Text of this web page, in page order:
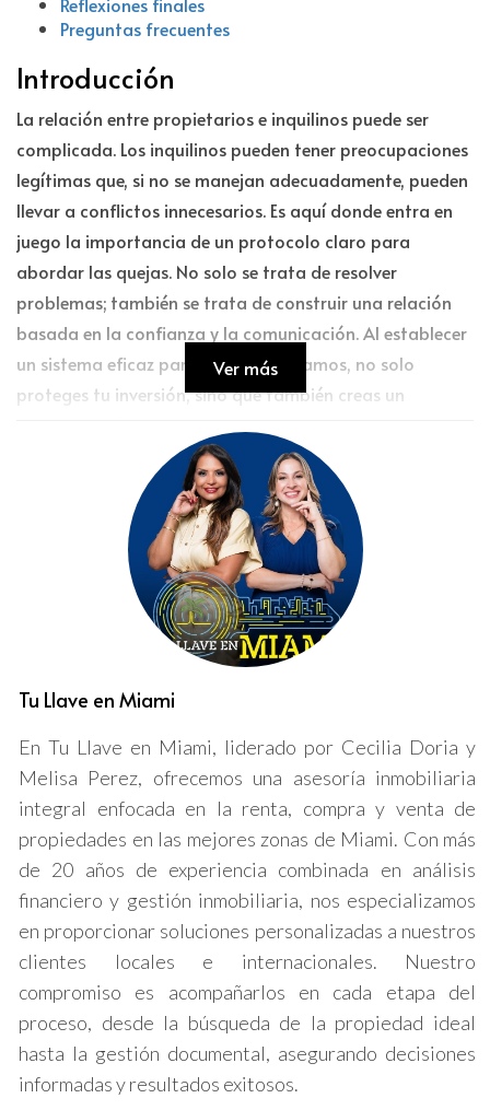
Preguntas frecuentes
Introducción
La relación entre propietarios e inquilinos puede ser
complicada. Los inquilinos pueden tener preocupaciones
legítimas que, si no se manejan adecuadamente, pueden
llevar a conflictos innecesarios. Es aquí donde entra en
juego la importancia de un protocolo claro para
abordar las quejas. No solo se trata de resolver
problemas; también se trata de construir una relación
basada en la confianza y la comunicación. Al establecer
un sistema eficaz para manejar reclamos, no solo
proteges tu inversión, sino que también creas un
Estrategias para manejar quejas
Para gestionar las quejas de tus inquilinos sin
complicarte la vida, considera implementar las
siguientes estrategias:
Establece un canal de comunicación claro:
Asegúrate de que tus inquilinos sepan cómo
correo electrónico específico, una línea telefónica
propiedades.
Escucha activamente:Cuando un inquilino presenta
una queja, es crucial escuchar sin interrumpir. Esto
no solo muestra respeto, sino que también te
ayuda a entender mejor el problema.
Documenta todo:Mantén un registro detallado de
cada queja y la respuesta dada. Esto puede ser útil
en caso de disputas futuras y también te permitirá
identificar patrones recurrentes.
Ofrece soluciones rápidas:Una respuesta rápida
puede marcar la diferencia en la satisfacción del
inquilino. Si es posible, proporciona soluciones
inmediatas o establece un plazo claro para
resolver el problema.
Capacita a tu equipo:Si tienes personal a cargo de
Ver más
Tu Llave en Miami
En Tu Llave en Miami, liderado por Cecilia Doria y
Melisa Perez, ofrecemos una asesoría inmobiliaria
integral enfocada en la renta, compra y venta de
propiedades en las mejores zonas de Miami. Con más
de 20 años de experiencia combinada en análisis
financiero y gestión inmobiliaria, nos especializamos
en proporcionar soluciones personalizadas a nuestros
clientes locales e internacionales. Nuestro
compromiso es acompañarlos en cada etapa del
proceso, desde la búsqueda de la propiedad ideal
hasta la gestión documental, asegurando decisiones
informadas y resultados exitosos.